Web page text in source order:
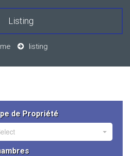
Listing
listing
de Propriété